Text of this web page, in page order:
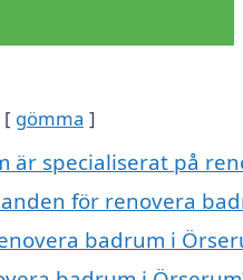
gömma
är specialiserat på
för renovera
badrum i